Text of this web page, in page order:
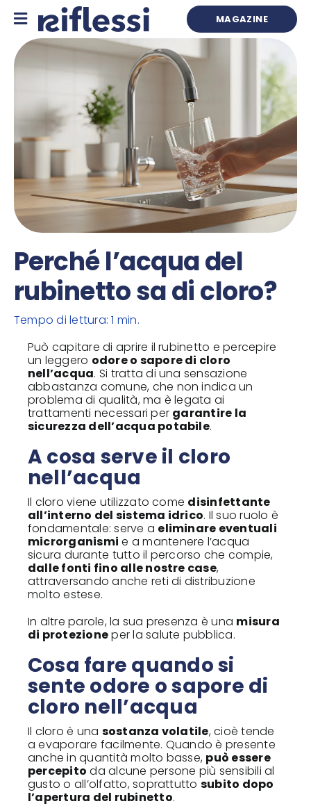
content
MAGAZINE
Perché l’acqua del
rubinetto sa di cloro?
Tempo di lettura: 1 min.
Può capitare di aprire il rubinetto e percepire
un leggero odore o sapore di cloro
nell’acqua. Si tratta di una sensazione
abbastanza comune, che non indica un
problema di qualità, ma è legata ai
trattamenti necessari per garantire la
sicurezza dell’acqua potabile.
A cosa serve il cloro
nell’acqua
Il cloro viene utilizzato come disinfettante
all’interno del sistema idrico. Il suo ruolo è
fondamentale: serve a eliminare eventuali
microrganismi e a mantenere l’acqua
sicura durante tutto il percorso che compie,
dalle fonti fino alle nostre case,
attraversando anche reti di distribuzione
molto estese.
In altre parole, la sua presenza è una misura
di protezioneper la salute pubblica.
Cosa fare quando si
sente odore o sapore di
cloro nell’acqua
Il cloro è una sostanza volatile, cioè tende
a evaporare facilmente. Quando è presente
anche in quantità molto basse, può essere
percepito da alcune persone più sensibili al
gusto o all’olfatto, soprattutto subito dopo
l’apertura del rubinetto.